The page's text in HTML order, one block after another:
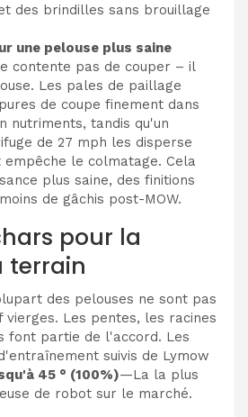
des brindilles sans brouillage
une pelouse plus saine
contente pas de couper – il
Les pales de paillage
de coupe finement dans
nutriments, tandis qu'un
de 27 mph les disperse
le colmatage. Cela
plus saine, des finitions
de gâchis post-MOW.
pour la
terrain
des pelouses ne sont pas
Les pentes, les racines
font partie de l'accord. Les
suivis de Lymow
45 ° (100%)—La la plus
de robot sur le marché.